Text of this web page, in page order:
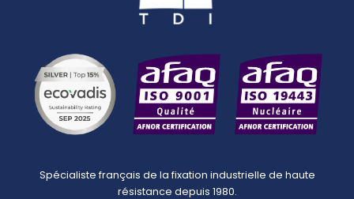
Spécialiste français de la fixation industrielle de haute
résistance depuis 1980.